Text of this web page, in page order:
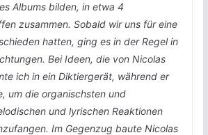
Albums bilden, in etwa 4
zusammen. Sobald wir uns für eine
hatten, ging es in der Regel in
Bei Ideen, die von Nicolas
ich in ein Diktiergerät, während er
um die organischsten und
und lyrischen Reaktionen
Im Gegenzug baute Nicolas